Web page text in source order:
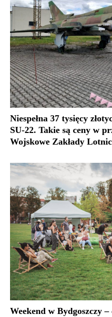
Niespełna 37 tysięcy
SU-22. Takie są ceny w
Wojskowe Zakłady
Weekend w Bydgoszczy